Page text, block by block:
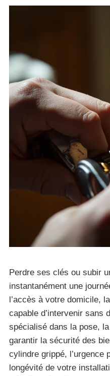
Perdre ses clés ou subir
instantanément une
l’accès à votre domicile,
capable d’intervenir sans
spécialisé dans la pose,
garantir la sécurité des
cylindre grippé, l’urgence
longévité de votre